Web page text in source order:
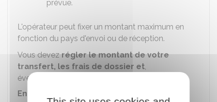
prévue.
L'opérateur peut fixer un montant maximum en
fonction du pays d'envoi ou de réception.
Vous devezrégler le montant de votre
transfert, les frais de dossier et,
éventuellement, les
En ligne